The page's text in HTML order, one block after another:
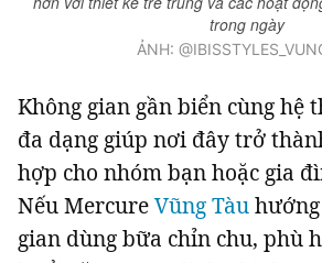
trong ngày
ẢNH:
Không gian gần biển cùng hệ
đa dạng giúp nơi đây trở
hợp cho nhóm bạn hoặc gia
Nếu MercureVũng Tàu
gian dùng bữa chỉn chu, phù